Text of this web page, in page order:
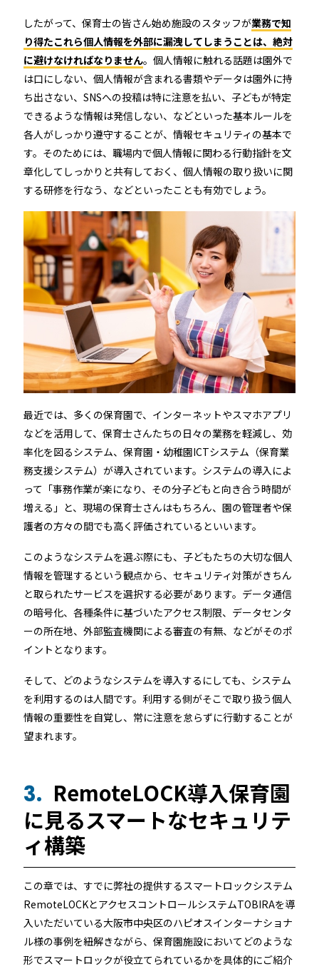
したがって、保育士の皆さん始め施設のスタッフが業務で知
り得たこれら個人情報を外部に漏洩してしまうことは、絶対
に避けなければなりません。個人情報に触れる話題は園外で
は口にしない、個人情報が含まれる書類やデータは園外に持
ち出さない、SNSへの投稿は特に注意を払い、子どもが特定
できるような情報は発信しない、などといった基本ルールを
各人がしっかり遵守することが、情報セキュリティの基本で
す。そのためには、職場内で個人情報に関わる行動指針を文
章化してしっかりと共有しておく、個人情報の取り扱いに関
する研修を行なう、などといったことも有効でしょう。
最近では、多くの保育園で、インターネットやスマホアプリ
などを活用して、保育士さんたちの日々の業務を軽減し、効
率化を図るシステム、保育園・幼稚園ICTシステム（保育業
務支援システム）が導入されています。システムの導入によ
って「事務作業が楽になり、その分子どもと向き合う時間が
増える」と、現場の保育士さんはもちろん、園の管理者や保
護者の方々の間でも高く評価されているといいます。
このようなシステムを選ぶ際にも、子どもたちの大切な個人
情報を管理するという観点から、セキュリティ対策がきちん
と取られたサービスを選択する必要があります。データ通信
の暗号化、各種条件に基づいたアクセス制限、データセンタ
ーの所在地、外部監査機関による審査の有無、などがそのポ
イントとなります。
そして、どのようなシステムを導入するにしても、システム
を利用するのは人間です。利用する側がそこで取り扱う個人
情報の重要性を自覚し、常に注意を怠らずに行動することが
望まれます。
3. RemoteLOCK導入保育園
に見るスマートなセキュリテ
ィ構築
この章では、すでに弊社の提供するスマートロックシステム
RemoteLOCKとアクセスコントロールシステムTOBIRAを導
入いただいている大阪市中央区のハピオスインターナショナ
ル様の事例を紐解きながら、保育園施設においてどのような
形でスマートロックが役立てられているかを具体的にご紹介